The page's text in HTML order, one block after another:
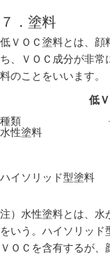
７．塗料
低ＶＯＣ塗料とは、顔
ち、ＶＯＣ成分が非常
料のことをいいます。
低
種類
水性塗料
ハイソリッド型塗料
注）水性塗料とは、水
をいう。ハイソリッド
ＶＯＣを含有するが、